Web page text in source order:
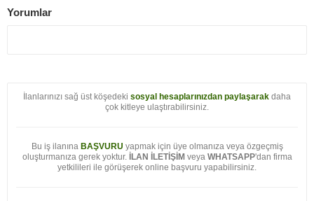
Yorumlar
İlanlarınızı sağ üst köşedeki sosyal hesaplarınızdan paylaşarak daha
çok kitleye ulaştırabilirsiniz.
Bu iş ilanına BAŞVURU yapmak için üye olmanıza veya özgeçmiş
oluşturmanıza gerek yoktur. İLAN İLETİŞİM veya WHATSAPP'dan firma
yetkilileri ile görüşerek online başvuru yapabilirsiniz.